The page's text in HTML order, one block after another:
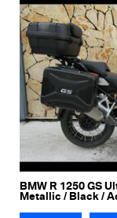
BMW R 1250 GS
Metallic / Black /